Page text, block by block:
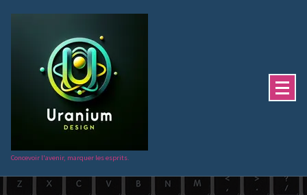
Concevoir l'avenir, marquer les esprits.